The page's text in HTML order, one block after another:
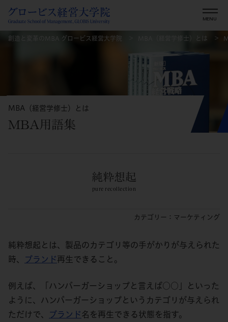
創造と変革のMBA グロービス経営大学院 MBA（経営学修士）とは
MBA（経営学修士）とは
MBA用語集
カテゴリー：マーケティング
純粋想起
pure recollection
純粋想起とは、製品のカテゴリ等の手がかりが与えられた
時、
ブランド再生できること。
例えば、「ハンバーガーショップと言えば○○」といった
ように、ハンバーガーショップというカテゴリが与えられ
ただけで、
ブランド名を再生できる状態を指す。